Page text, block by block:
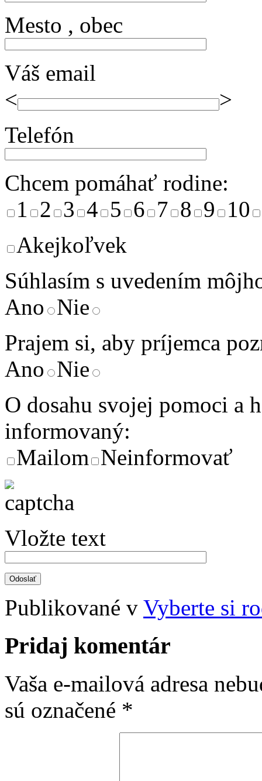
Mesto , obec
Váš email
<
>
Telefón
Chcem pomáhať rodine:
1 2 3 4 5 6 7 8 9 10
Akejkoľvek
Súhlasím s uvedením
Ano Nie
Prajem si, aby príjemca
Ano Nie
O dosahu svojej pomoci a
informovaný:
Mailom Neinformovať
Vložte text
Publikované v Vyberte si
Pridaj komentár
Vaša e-mailová adresa
sú označené *